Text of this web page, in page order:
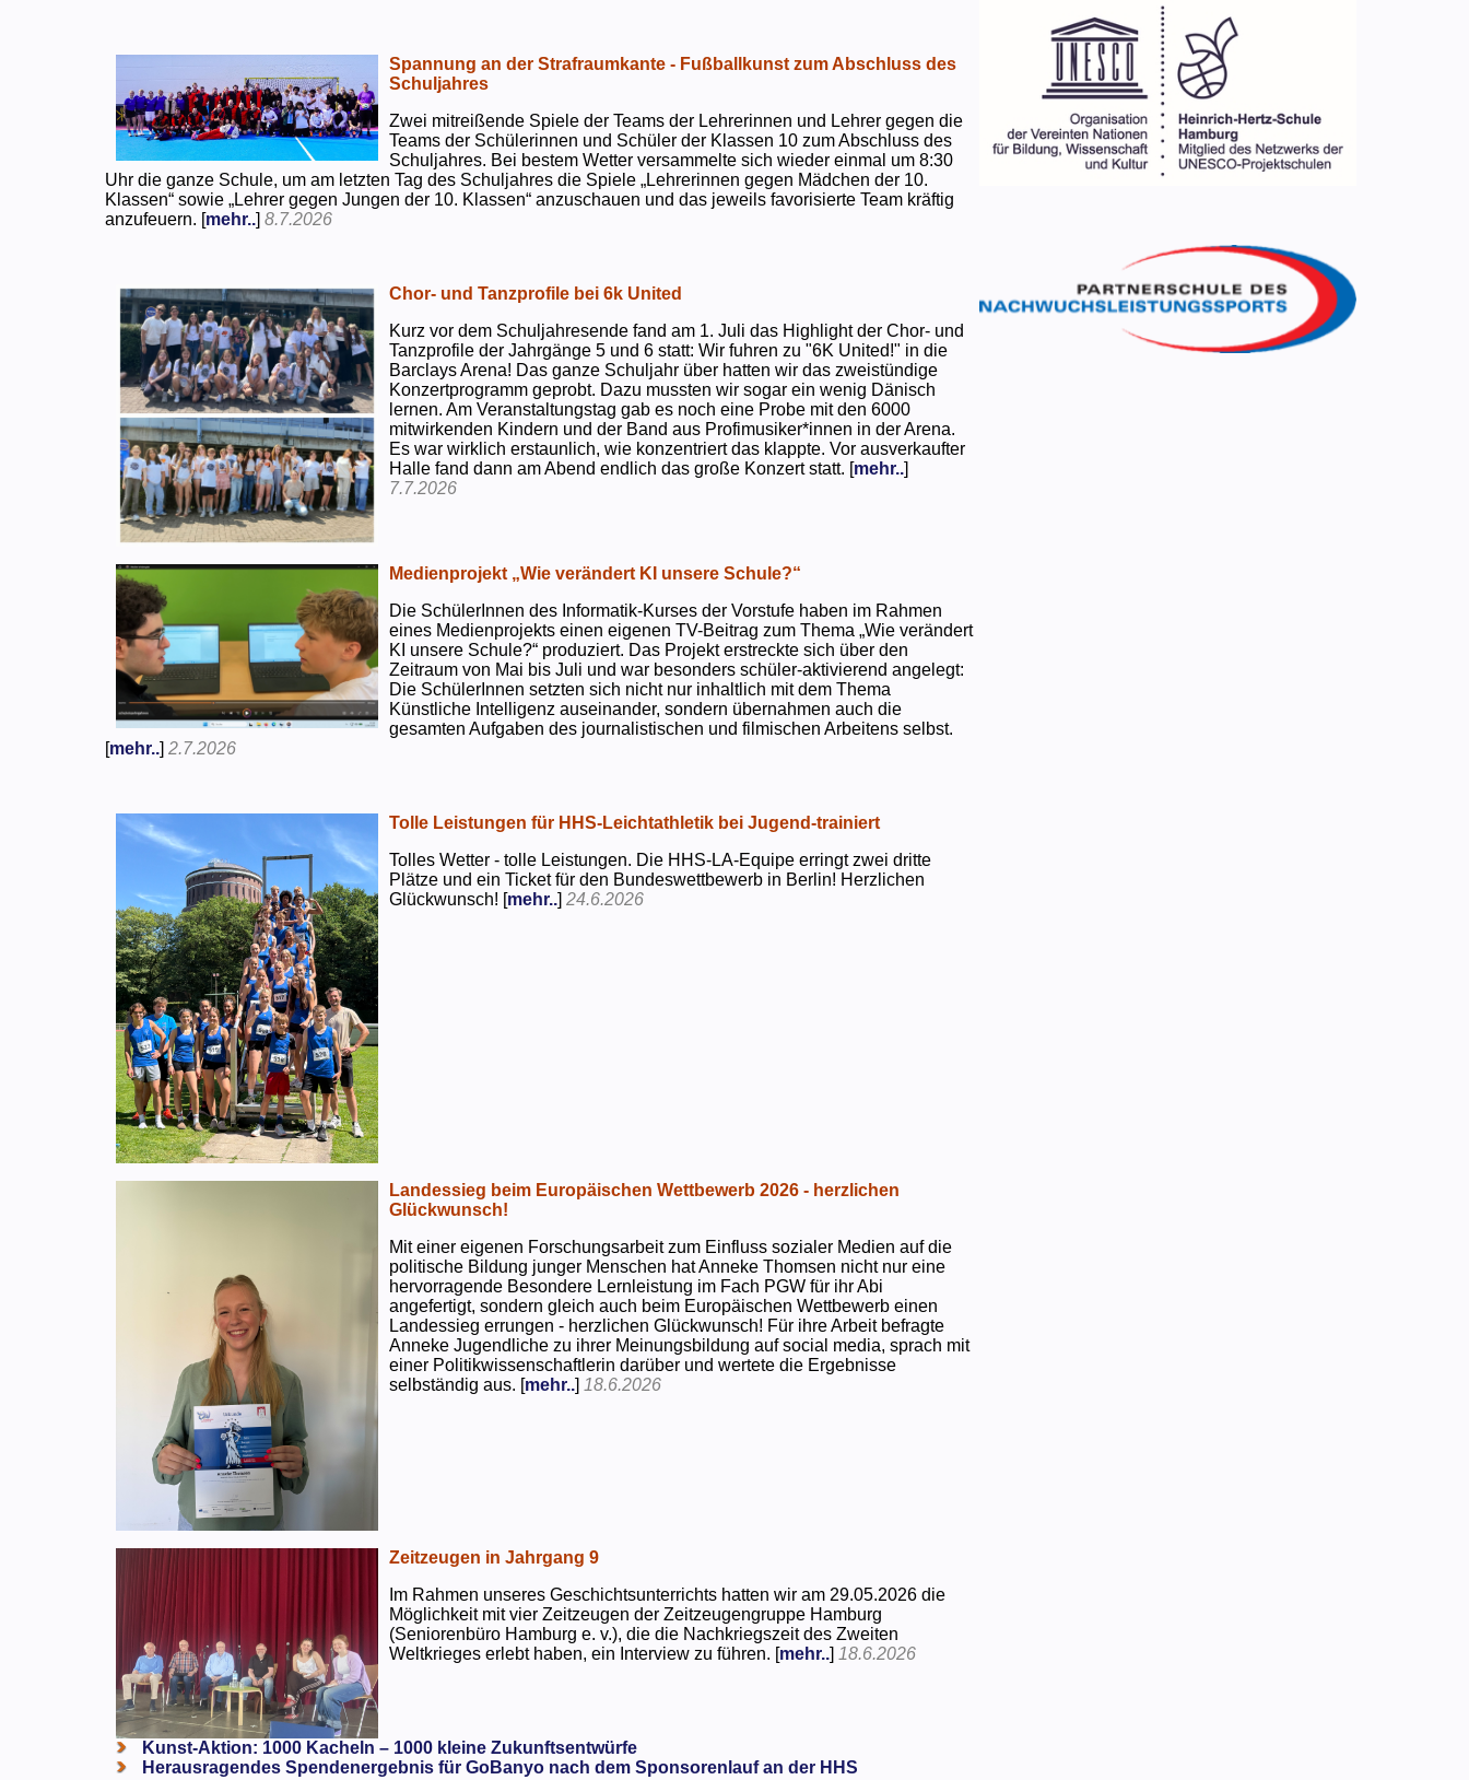
Spannung an der Strafraumkante - Fußballkunst zum Abschluss des
Schuljahres
Zwei mitreißende Spiele der Teams der Lehrerinnen und Lehrer gegen die
Teams der Schülerinnen und Schüler der Klassen 10 zum Abschluss des
Schuljahres. Bei bestem Wetter versammelte sich wieder einmal um 8:30
Uhr die ganze Schule, um am letzten Tag des Schuljahres die Spiele „Lehrerinnen gegen Mädchen der 10.
Klassen“ sowie „Lehrer gegen Jungen der 10. Klassen“ anzuschauen und das jeweils favorisierte Team kräftig
anzufeuern. [mehr..]8.7.2026
Chor- und Tanzprofile bei 6k United
Kurz vor dem Schuljahresende fand am 1. Juli das Highlight der Chor- und
Tanzprofile der Jahrgänge 5 und 6 statt: Wir fuhren zu "6K United!" in die
Barclays Arena! Das ganze Schuljahr über hatten wir das zweistündige
Konzertprogramm geprobt. Dazu mussten wir sogar ein wenig Dänisch
lernen. Am Veranstaltungstag gab es noch eine Probe mit den 6000
mitwirkenden Kindern und der Band aus Profimusiker*innen in der Arena.
Es war wirklich erstaunlich, wie konzentriert das klappte. Vor ausverkaufter
Halle fand dann am Abend endlich das große Konzert statt. [mehr..]
7.7.2026
Medienprojekt „Wie verändert KI unsere Schule?“
Die SchülerInnen des Informatik-Kurses der Vorstufe haben im Rahmen
eines Medienprojekts einen eigenen TV-Beitrag zum Thema „Wie verändert
KI unsere Schule?“ produziert. Das Projekt erstreckte sich über den
Zeitraum von Mai bis Juli und war besonders schüler-aktivierend angelegt:
Die SchülerInnen setzten sich nicht nur inhaltlich mit dem Thema
Künstliche Intelligenz auseinander, sondern übernahmen auch die
gesamten Aufgaben des journalistischen und filmischen Arbeitens selbst.
[mehr..]2.7.2026
Tolle Leistungen für HHS-Leichtathletik bei Jugend-trainiert
Tolles Wetter - tolle Leistungen. Die HHS-LA-Equipe erringt zwei dritte
Plätze und ein Ticket für den Bundeswettbewerb in Berlin! Herzlichen
Glückwunsch! [mehr..]24.6.2026
Landessieg beim Europäischen Wettbewerb 2026 - herzlichen
Glückwunsch!
Mit einer eigenen Forschungsarbeit zum Einfluss sozialer Medien auf die
politische Bildung junger Menschen hat Anneke Thomsen nicht nur eine
hervorragende Besondere Lernleistung im Fach PGW für ihr Abi
angefertigt, sondern gleich auch beim Europäischen Wettbewerb einen
Landessieg errungen - herzlichen Glückwunsch! Für ihre Arbeit befragte
Anneke Jugendliche zu ihrer Meinungsbildung auf social media, sprach mit
einer Politikwissenschaftlerin darüber und wertete die Ergebnisse
selbständig aus. [mehr..] 18.6.2026
Zeitzeugen in Jahrgang 9
Im Rahmen unseres Geschichtsunterrichts hatten wir am 29.05.2026 die
Möglichkeit mit vier Zeitzeugen der Zeitzeugengruppe Hamburg
(Seniorenbüro Hamburg e. v.), die die Nachkriegszeit des Zweiten
Weltkrieges erlebt haben, ein Interview zu führen. [mehr..] 18.6.2026
Kunst-Aktion: 1000 Kacheln – 1000 kleine Zukunftsentwürfe
Herausragendes Spendenergebnis für GoBanyo nach dem Sponsorenlauf an der HHS